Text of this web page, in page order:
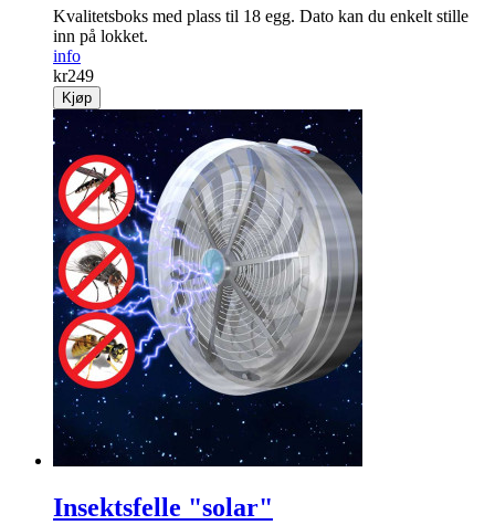
Kvalitetsboks med plass til 18 egg. Dato kan du enkelt stille
inn på lokket.
info
kr249
Kjøp
Insektsfelle "solar"